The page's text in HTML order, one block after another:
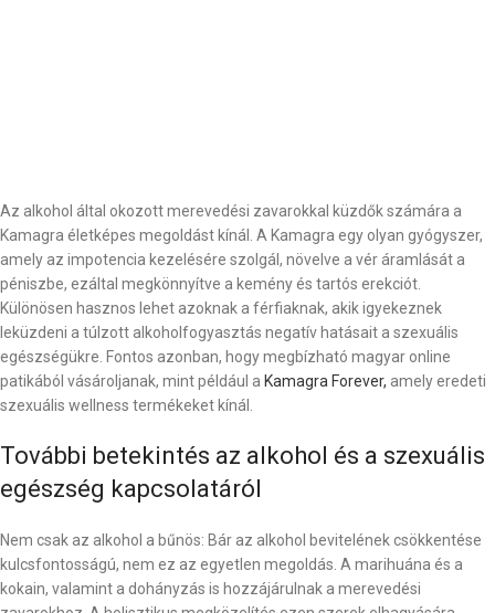
Az alkohol által okozott merevedési zavarokkal küzdők számára a
Kamagra életképes megoldást kínál. A Kamagra egy olyan gyógyszer,
amely az impotencia kezelésére szolgál, növelve a vér áramlását a
péniszbe, ezáltal megkönnyítve a kemény és tartós erekciót.
Különösen hasznos lehet azoknak a férfiaknak, akik igyekeznek
leküzdeni a túlzott alkoholfogyasztás negatív hatásait a szexuális
egészségükre. Fontos azonban, hogy megbízható magyar online
patikából vásároljanak, mint például a Kamagra Forever, amely eredeti
szexuális wellness termékeket kínál.
További betekintés az alkohol és a szexuális
egészség kapcsolatáról
Nem csak az alkohol a bűnös: Bár az alkohol bevitelének csökkentése
kulcsfontosságú, nem ez az egyetlen megoldás. A marihuána és a
kokain, valamint a dohányzás is hozzájárulnak a merevedési